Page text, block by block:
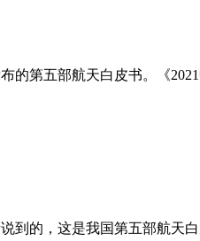
的第五部航天白皮书。《
到的，这是我国第五部航天